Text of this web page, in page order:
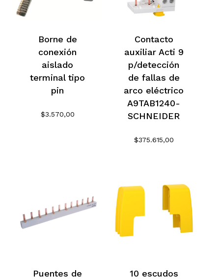
Borne de
conexión
aislado
terminal tipo
pin
$3.570,00
Contacto
auxiliar Acti 9
p/detección
de fallas de
arco eléctrico
A9TAB1240-
SCHNEIDER
$375.615,00
Puentes de
10 escudos